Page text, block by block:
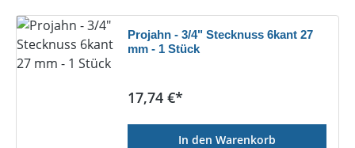
Projahn - 3/4" Stecknuss 6kant 27
mm - 1 Stück
Regulärer Preis:
17,74 €*
In den Warenkorb